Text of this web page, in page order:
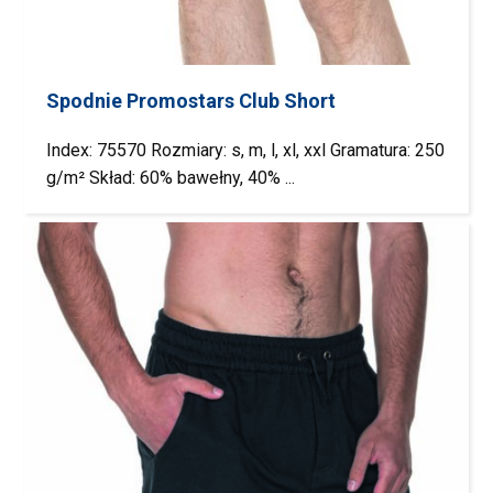
Spodnie Promostars Club Short
Index: 75570 Rozmiary: s, m, l, xl, xxl Gramatura: 250
g/m² Skład: 60% bawełny, 40% ...